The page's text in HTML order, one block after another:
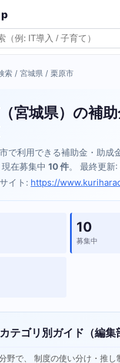
索 / 宮城県 / 栗原市
宮城県）の補
で利用できる補助金・助成
在募集中 10 件。 最終更新
イト: https://
10
募集中
テゴリ別ガイド（編集
野で、 制度の使い分け・推し